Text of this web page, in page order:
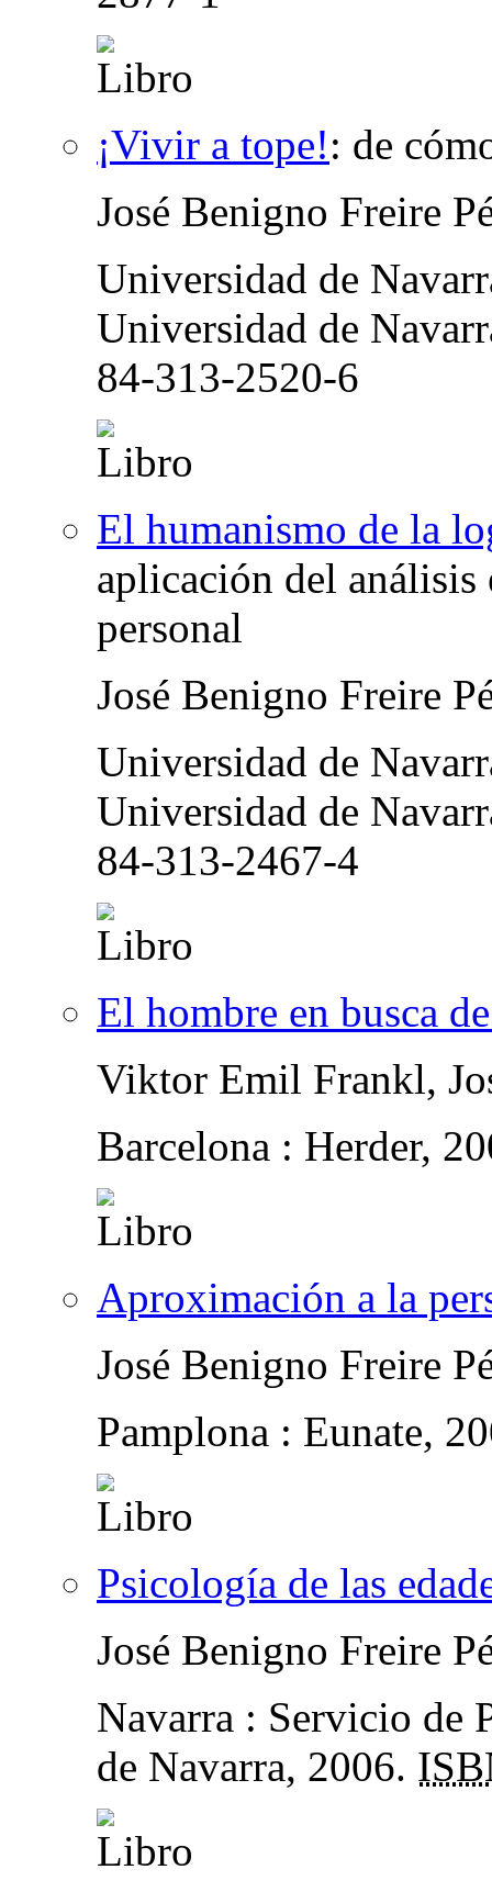
¡Vivir a tope!: de
José Benigno Freire
Universidad de
Universidad de
84-313-2520-6
El humanismo de la
aplicación del
personal
José Benigno Freire
Universidad de
Universidad de
84-313-2467-4
El hombre en busca
Viktor Emil Frankl,
Barcelona : Herder,
Aproximación a la
José Benigno Freire
Pamplona : Eunate,
Psicología de las
José Benigno Freire
Navarra : Servicio de
de Navarra, 2006.